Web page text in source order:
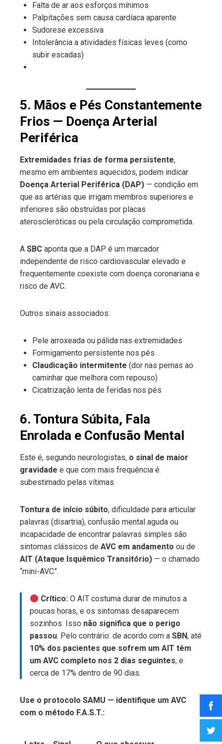
Falta de ar aos esforços mínimos
Palpitações sem causa cardíaca aparente
Sudorese excessiva
Intolerância a atividades físicas leves (como
subir escadas)
5. Mãos e Pés Constantemente
Frios — Doença Arterial
Periférica
Extremidades frias de forma persistente,
mesmo em ambientes aquecidos, podem indicar
Doença Arterial Periférica (DAP) — condição em
que as artérias que irrigam membros superiores e
inferiores são obstruídas por placas
ateroscleróticas ou pela circulação comprometida.
A SBC aponta que a DAP é um marcador
independente de risco cardiovascular elevado e
frequentemente coexiste com doença coronariana e
risco de AVC.
Outros sinais associados:
Pele arroxeada ou pálida nas extremidades
Formigamento persistente nos pés
Claudicação intermitente (dor nas pernas ao
caminhar que melhora com repouso)
Cicatrização lenta de feridas nos pés
6. Tontura Súbita, Fala
Enrolada e Confusão Mental
Este é, segundo neurologistas, o sinal de maior
gravidade e que com mais frequência é
subestimado pelas vítimas.
Tontura de início súbito, dificuldade para articular
palavras (disartria), confusão mental aguda ou
incapacidade de encontrar palavras simples são
sintomas clássicos de AVC em andamento ou de
AIT (Ataque Isquêmico Transitório) — o chamado
“mini-AVC”.
Crítico: O AIT costuma durar de minutos a
poucas horas, e os sintomas desaparecem
sozinhos. Isso não significa que o perigo
passou. Pelo contrário: de acordo com a SBN, até
10% dos pacientes que sofrem um AIT têm
um AVC completo nos 2 dias seguintes, e
cerca de 17% dentro de 90 dias.
Use o protocolo SAMU — identifique um AVC
com o método F.A.S.T.: